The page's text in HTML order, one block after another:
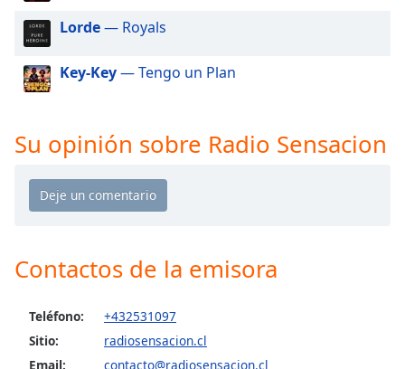
Escape
cancel
and
window.
Color
Opacity
Background
Color
Lorde— Royals
Key-Key— Tengo un Plan
Su opinión sobre Radio Sensacion
Contactos de la emisora
Teléfono:
+432531097
Sitio:
radiosensacion.cl
Email:
contacto@radiosensacion.cl